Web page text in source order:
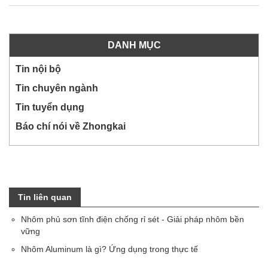
DANH MỤC
Tin nội bộ
Tin chuyên ngành
Tin tuyển dụng
Báo chí nói về Zhongkai
Tin liên quan
Nhôm phủ sơn tĩnh điện chống rỉ sét - Giải pháp nhôm bền
vững
Nhôm Aluminum là gì? Ứng dụng trong thực tế